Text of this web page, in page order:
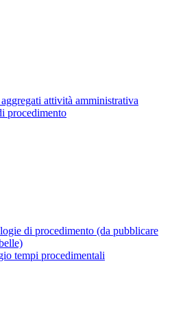
attività amministrativa
procedimento
di procedimento (da pubblicare
tempi procedimentali